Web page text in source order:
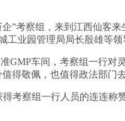
”考察组，来到江西仙客
业园管理局局长殷雄等领
车间，考察组一行对
得敬佩，也值得政法部门
察组一行人员的连连称